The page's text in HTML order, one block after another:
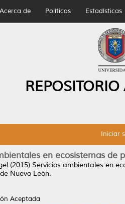
Acerca de Políticas Estadísticas
Iniciar
en ecosistemas de
(2015) Servicios ambientales en
Nuevo León.
Aceptada